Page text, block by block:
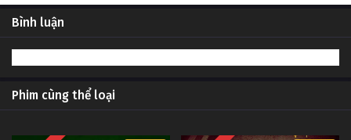
Bình luận
Phim cùng thể loại